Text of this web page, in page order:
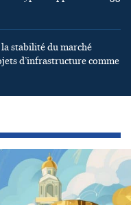
stabilité du marché
d’infrastructure comme